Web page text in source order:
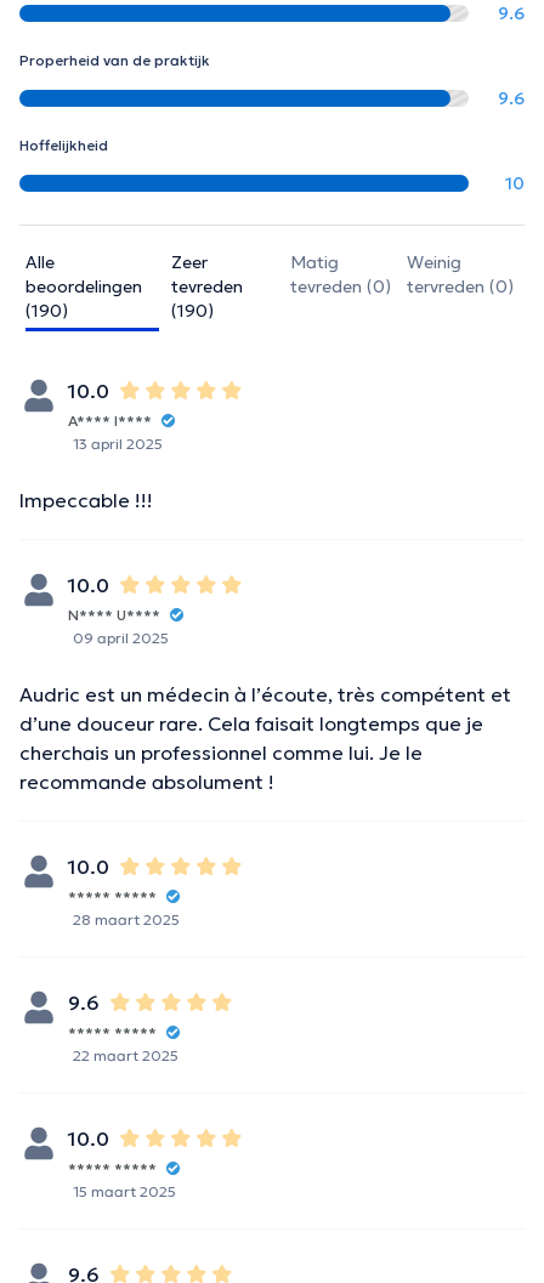
9.6
Properheid van de praktijk
9.6
Hoffelijkheid
10
Alle
beoordelingen
(190)
Zeer
tevreden
(190)
Matig
tevreden (0)
Weinig
tervreden (0)
10.0
A**** I****
13 april 2025
Impeccable !!!
10.0
N**** U****
09 april 2025
Audric est un médecin à l’écoute, très compétent et
d’une douceur rare. Cela faisait longtemps que je
cherchais un professionnel comme lui. Je le
recommande absolument !
10.0
***** *****
28 maart 2025
9.6
***** *****
22 maart 2025
10.0
***** *****
15 maart 2025
9.6